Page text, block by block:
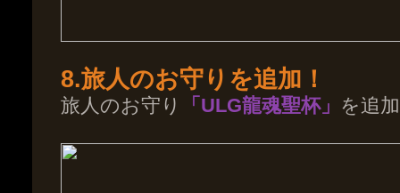
8.旅人のお守りを追加！
旅人のお守り 「ULG龍魂聖杯」 を追